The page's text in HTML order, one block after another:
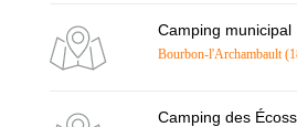
Camping municipal
Bourbon-l'Archambault
Camping des